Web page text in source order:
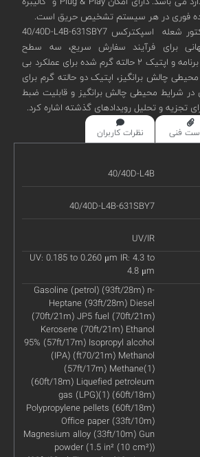
فوری در هر سیستم تشخیص حریق است.
از دیگر ویژگی های دتکتور شعله اسپکترکس 40/40D-L4B-631SBY7
برای فرآیند سفارش سریع، سه سطح
حساسیت، سازگار با هر برنامه و اپتیک ۲ حالته گرم شده برای عملکرد بی
چالش برانگیز، اپتیک دو حالته گرم برای
شرایط محیطی چالش برانگیز و قابلیت ضبط
تجزیه و تحلیل رویدادهای گذشته اشاره کرد.
فنی نظرات کاربران
40/40D-L4B
40/40D-L4B-631SBY7
UV/IR
UV: 0.185 to 0.260 μm IR: 4.3 to
4.8 μm
Gasoline (petrol) (93ft/28m) n-
Heptane (93ft/28m) Diesel
(70ft/21m) JP5 fuel (70ft/21m)
Kerosene (70ft/21m) Ethanol
95% (57ft/17m) Isopropyl alcohol
(IPA) (ft70/21m) Methanol
(57ft/17m) Methane(1)
(60ft/18m) Liquefied petroleum
gas (LPG)(1) (60ft/18m)
Polypropylene pellets (60ft/18m)
Office paper (33ft/10m)
Magnesium alloy (33ft/10m) Gun
powder (1.5 in² (10 cm²))